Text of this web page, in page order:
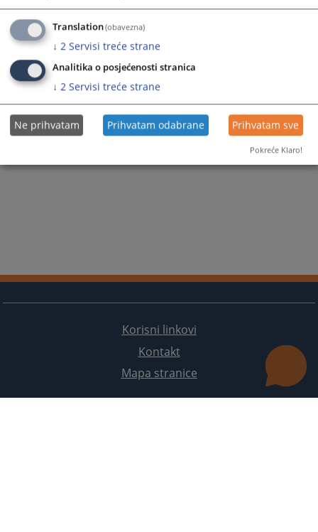
Korisni linkovi
Kontakt
Mapa stranice
Translation(obavezna)
↓ 2 Servisi treće strane
Analitika o posjećenosti stranica
↓ 2 Servisi treće strane
Ne prihvatam Prihvatam odabrane Prihvatam sve
Pokreće Klaro!